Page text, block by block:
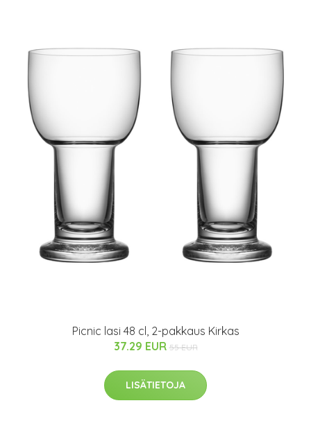
Picnic lasi 48 cl, 2-pakkaus Kirkas
37.29 EUR 55 EUR
LISÄTIETOJA